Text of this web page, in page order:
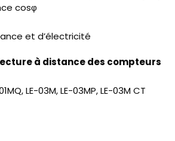
cosφ
et d’électricité
à distance des compteurs
LE-03M, LE-03MP, LE-03M CT